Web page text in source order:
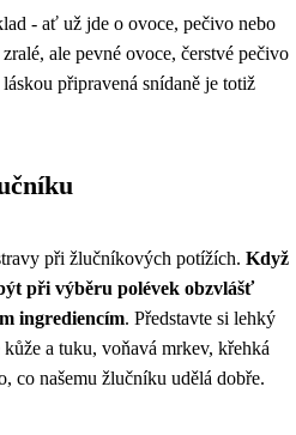
- ať už jde o ovoce, pečivo nebo
ale pevné ovoce, čerstvé pečivo
připravená snídaně je totiž
při žlučníkových potížích. Když
při výběru polévek obzvlášť
ingrediencím. Představte si lehký
a tuku, voňavá mrkev, křehká
co našemu žlučníku udělá dobře.